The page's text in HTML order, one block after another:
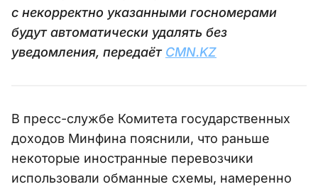
с некорректно указанными госномерами
будут автоматически удалять без
уведомления, передаёт CMN.KZ
В пресс-службе Комитета государственных
доходов Минфина пояснили, что раньше
некоторые иностранные перевозчики
использовали обманные схемы, намеренно